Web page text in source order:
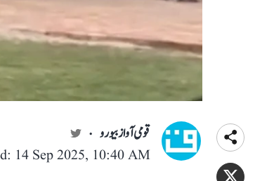
قومی آواز بیورو
14 Sep 2025, 10:40 AM